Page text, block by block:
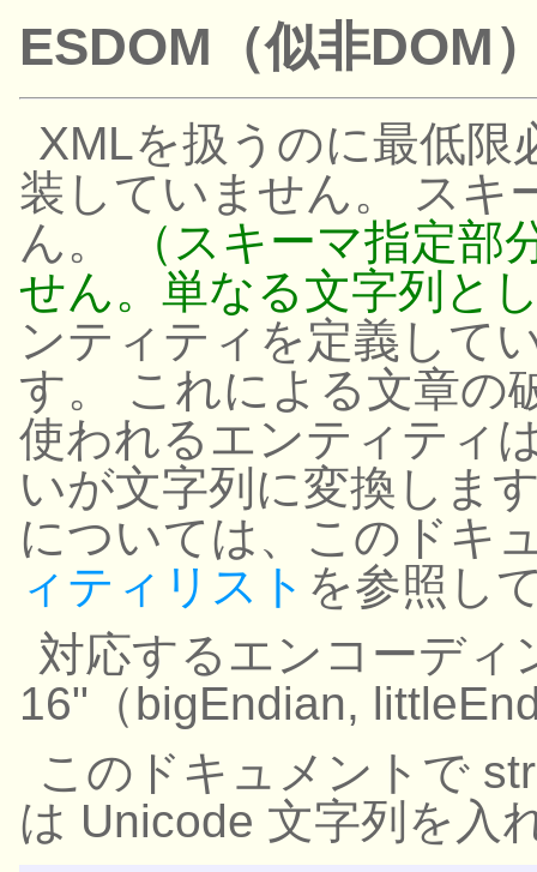
ESDOM（似非DOM
XMLを扱うのに最低限
装していません。 スキ
ん。
（スキーマ指定
せん。単なる文字列と
ンティティを定義して
す。 これによる文章の
使われるエンティティ
いが文字列に変換しま
については、このドキ
ィティリスト を参照し
対応するエンコーディ
16"（bigEndian,
このドキュメントで
は Unicode 文字列を入